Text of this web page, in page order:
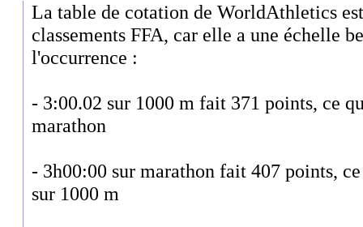
La table de cotation de WorldAthletics
classements FFA, car elle a une échelle
l'occurrence :
- 3:00.02 sur 1000 m fait 371 points, ce
marathon
- 3h00:00 sur marathon fait 407 points,
sur 1000 m